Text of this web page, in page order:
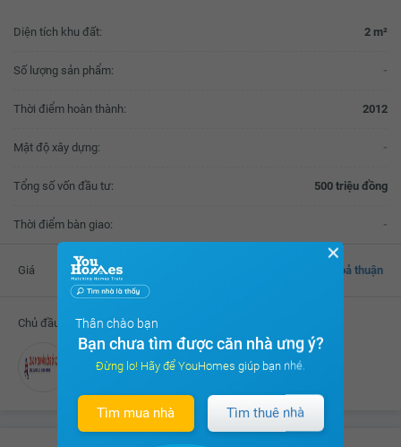
Diện tích khu đất: 2 m²
Số lượng sản phẩm: -
Thời điểm hoàn thành: 2012
Mật độ xây dựng: -
Tổng số vốn đầu tư: 500 triệu đồng
Thời điểm bàn giao: -
Giá Thoả thuận
Chủ đầu tư
Công ty Cổ phần Sông Đà 1.01
✕
Thân chào bạn
Bạn chưa tìm được căn nhà ưng ý?
Đừng lo! Hãy để YouHomes giúp bạn nhé.
Tìm mua nhà Tìm thuê nhà